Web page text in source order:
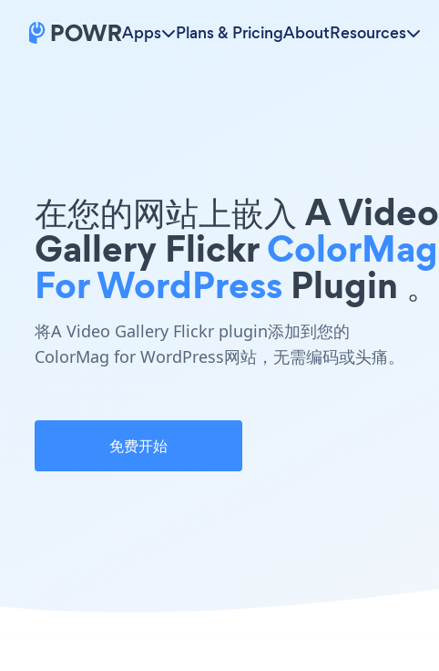
Apps Plans & PricingAboutResources
在您的网站上嵌入 A Video
Gallery FlickrColorMag
For WordPress Plugin 。
将A Video Gallery Flickr plugin添加到您的
ColorMag for WordPress网站，无需编码或头痛。
免费开始